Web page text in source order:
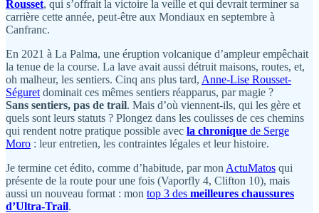
Rousset, qui s’offrait la victoire la veille et qui devrait terminer sa
carrière cette année, peut-être aux Mondiaux en septembre à
Canfranc.
En 2021 à La Palma, une éruption volcanique d’ampleur empêchait
la tenue de la course. La lave avait aussi détruit maisons, routes, et,
oh malheur, les sentiers. Cinq ans plus tard, Anne-Lise Rousset-
Séguret dominait ces mêmes sentiers réapparus, par magie ?
Sans sentiers, pas de trail. Mais d’où viennent-ils, qui les gère et
quels sont leurs statuts ? Plongez dans les coulisses de ces chemins
qui rendent notre pratique possible avec la chronique de Serge
Moro : leur entretien, les contraintes légales et leur histoire.
Je termine cet édito, comme d’habitude, par mon ActuMatos qui
présente de la route pour une fois (Vaporfly 4, Clifton 10), mais
aussi un nouveau format : mon top 3 des meilleures chaussures
d’Ultra-Trail.